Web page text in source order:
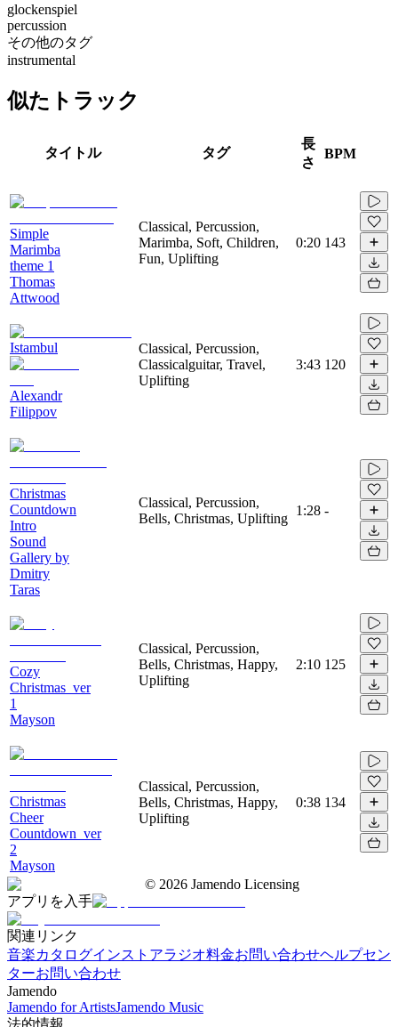
glockenspiel
percussion
その他のタグ
instrumental
似たトラック
タイトル タグ
長
さ
BPM
Simple
Marimba
theme 1
Thomas
Attwood
Classical, Percussion,
Marimba, Soft, Children,
Fun, Uplifting
0:20 143
Istambul
Alexandr
Filippov
Classical, Percussion,
Classicalguitar, Travel,
Uplifting
3:43 120
Christmas
Countdown
Intro
Sound
Gallery by
Dmitry
Taras
Classical, Percussion,
Bells, Christmas, Uplifting
1:28 -
Cozy
Christmas_ver
1
Mayson
Classical, Percussion,
Bells, Christmas, Happy,
Uplifting
2:10 125
Christmas
Cheer
Countdown_ver
2
Mayson
Classical, Percussion,
Bells, Christmas, Happy,
Uplifting
0:38 134
© 2026 Jamendo Licensing
アプリを入手
関連リンク
音楽カタログインストアラジオ料金お問い合わせヘルプセン
ターお問い合わせ
Jamendo
Jamendo for ArtistsJamendo Music
法的情報